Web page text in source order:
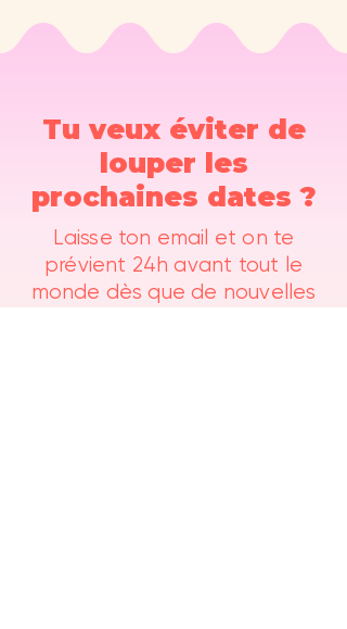
Tu veux éviter de
louper les
prochaines dates ?
Laisse ton email et on te
prévient 24h avant tout le
monde dès que de nouvelles